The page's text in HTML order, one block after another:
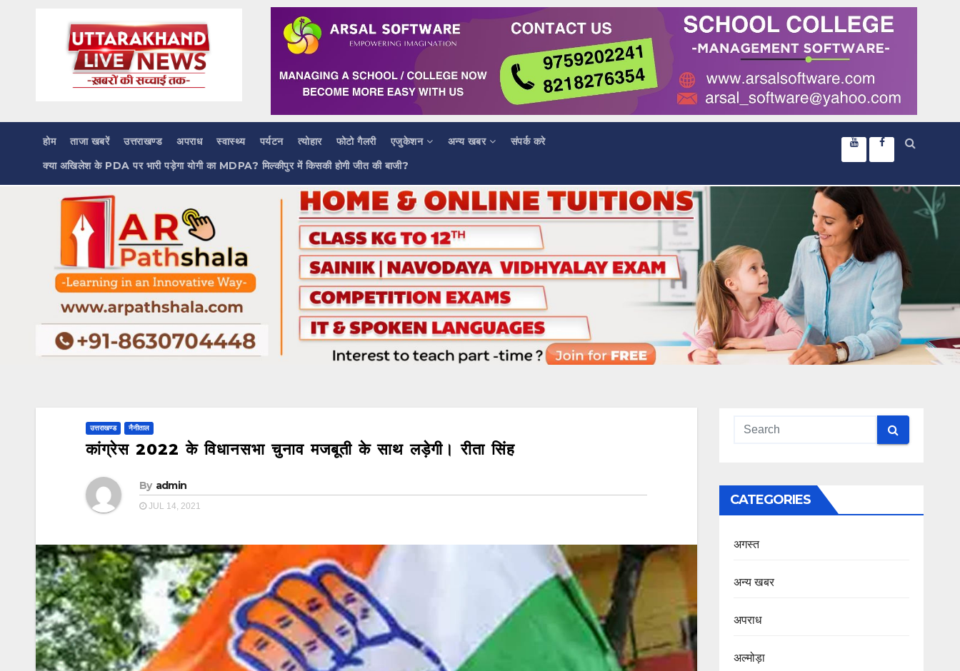
होम ताजा खबरें उत्तराखण्ड अपराध स्वास्थ्य पर्यटन त्योहार फोटो गैलरी एजुकेशन अन्य खबर
संपर्क करे
क्या अखिलेश के PDA पर भारी पड़ेगा योगी का MDPA? मिल्कीपुर में किसकी होगी जीत की बाजी?
उत्तराखण्ड नैनीताल
कांग्रेस 2022 के विधानसभा चुनाव मजबूती के साथ लड़ेगी। रीता सिंह
By admin
JUL 14, 2021 CATEGORIES
अगस्त
अन्य खबर
अपराध
अल्मोड़ा